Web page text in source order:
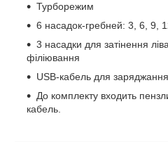
Турборежим
6 насадок-гребней: 3, 6, 9,
3 насадки для затінення
філіювання
USB-кабель для
До комплекту входить
кабель.